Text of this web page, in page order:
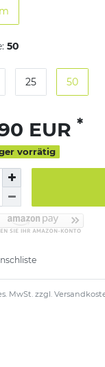
50
25 50
EUR *
vorrätig
MwSt. zzgl.